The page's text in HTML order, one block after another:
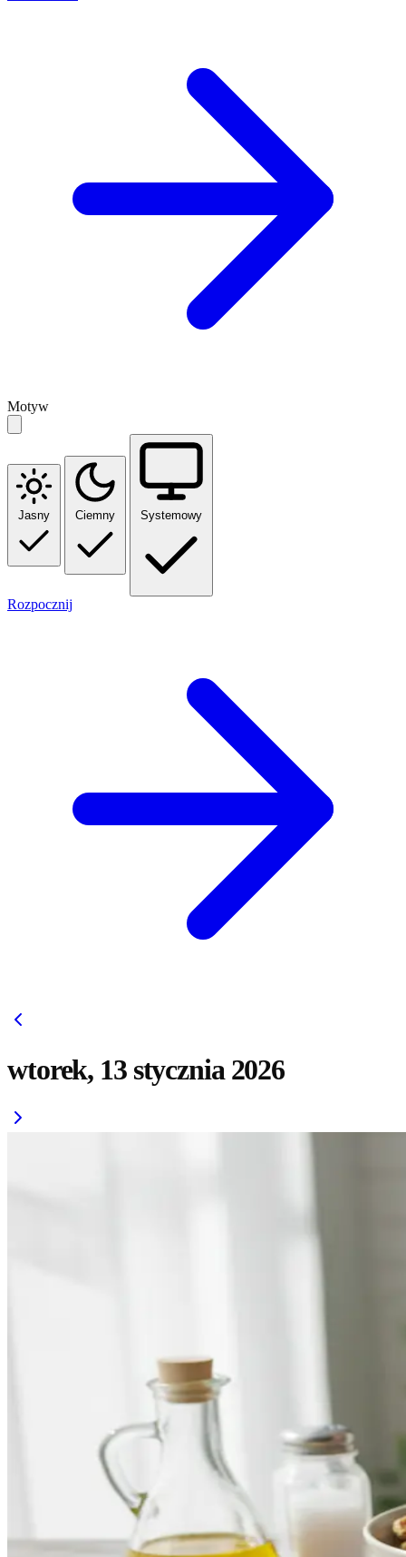
Motyw
Jasny Ciemny Systemowy
Rozpocznij
wtorek, 13 stycznia 2026